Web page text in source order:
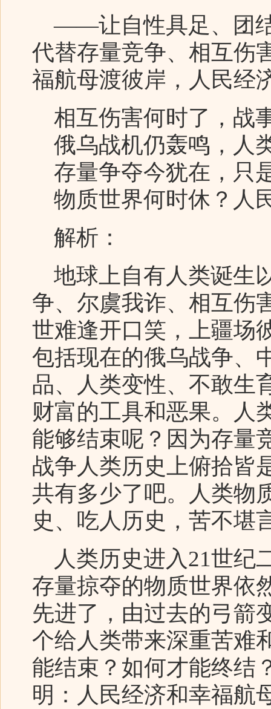
——让自性具足、团结
代替存量竞争、相互伤
福航母渡彼岸，人民经
相互伤害何时了，战
俄乌战机仍轰鸣，人
存量争夺今犹在，只
物质世界何时休？人
解析：
地球上自有人类诞生
争、尔虞我诈、相互伤
世难逢开口笑，上疆场
包括现在的俄乌战争、
品、人类变性、不敢生
财富的工具和恶果。人
能够结束呢？因为存量
战争人类历史上俯拾皆
共有多少了吧。人类物
史、吃人历史，苦不堪
人类历史进入21世纪
存量掠夺的物质世界依
先进了，由过去的弓箭
个给人类带来深重苦难
能结束？如何才能终结
明：人民经济和幸福航